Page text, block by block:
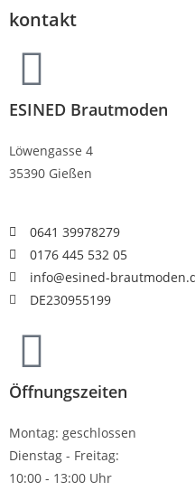
kontakt
ESINED Brautmoden
Löwengasse 4
35390 Gießen
0641 39978279
0176 445 532 05
info@esined-
DE230955199
Öffnungszeiten
Montag: geschlossen
Dienstag - Freitag:
10:00 - 13:00 Uhr